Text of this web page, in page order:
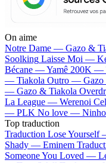
On aime
Notre Dame — Gazo &
Soolking Laisse Moi —
Bécane —Yamê 200K —
— Tiakola Outro —
— Gazo & Tiakola
La League — Werenoi
— PLK No love — Ninho
Top traduction
Traduction Lose Yourself
Shady — Eminem
Someone You Loved —